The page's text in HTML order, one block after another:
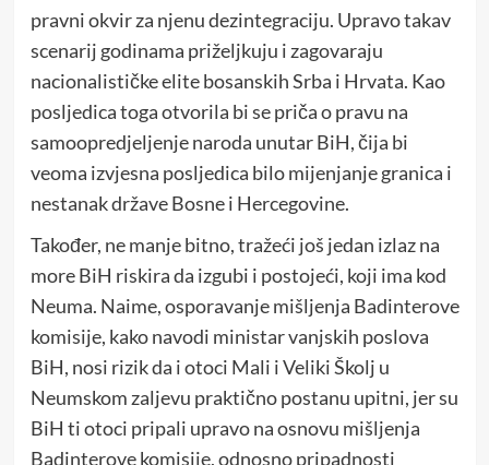
pravni okvir za njenu dezintegraciju. Upravo takav
scenarij godinama priželjkuju i zagovaraju
nacionalističke elite bosanskih Srba i Hrvata. Kao
posljedica toga otvorila bi se priča o pravu na
samoopredjeljenje naroda unutar BiH, čija bi
veoma izvjesna posljedica bilo mijenjanje granica i
nestanak države Bosne i Hercegovine.
Također, ne manje bitno, tražeći još jedan izlaz na
more BiH riskira da izgubi i postojeći, koji ima kod
Neuma. Naime, osporavanje mišljenja Badinterove
komisije, kako navodi ministar vanjskih poslova
BiH, nosi rizik da i otoci Mali i Veliki Školj u
Neumskom zaljevu praktično postanu upitni, jer su
BiH ti otoci pripali upravo na osnovu mišljenja
Badinterove komisije, odnosno pripadnosti